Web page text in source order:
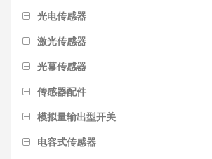
光电传感器
激光传感器
光幕传感器
传感器配件
模拟量输出型开关
电容式传感器